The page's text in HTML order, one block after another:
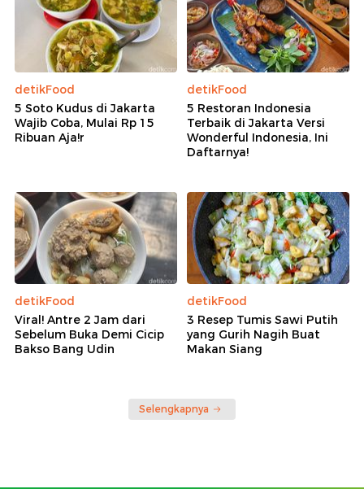
detikFood
5 Soto Kudus di Jakarta
Wajib Coba, Mulai Rp 15
Ribuan Aja!r
detikFood
5 Restoran Indonesia
Terbaik di Jakarta Versi
Wonderful Indonesia, Ini
Daftarnya!
detikFood
Viral! Antre 2 Jam dari
Sebelum Buka Demi Cicip
Bakso Bang Udin
detikFood
3 Resep Tumis Sawi Putih
yang Gurih Nagih Buat
Makan Siang
Selengkapnya